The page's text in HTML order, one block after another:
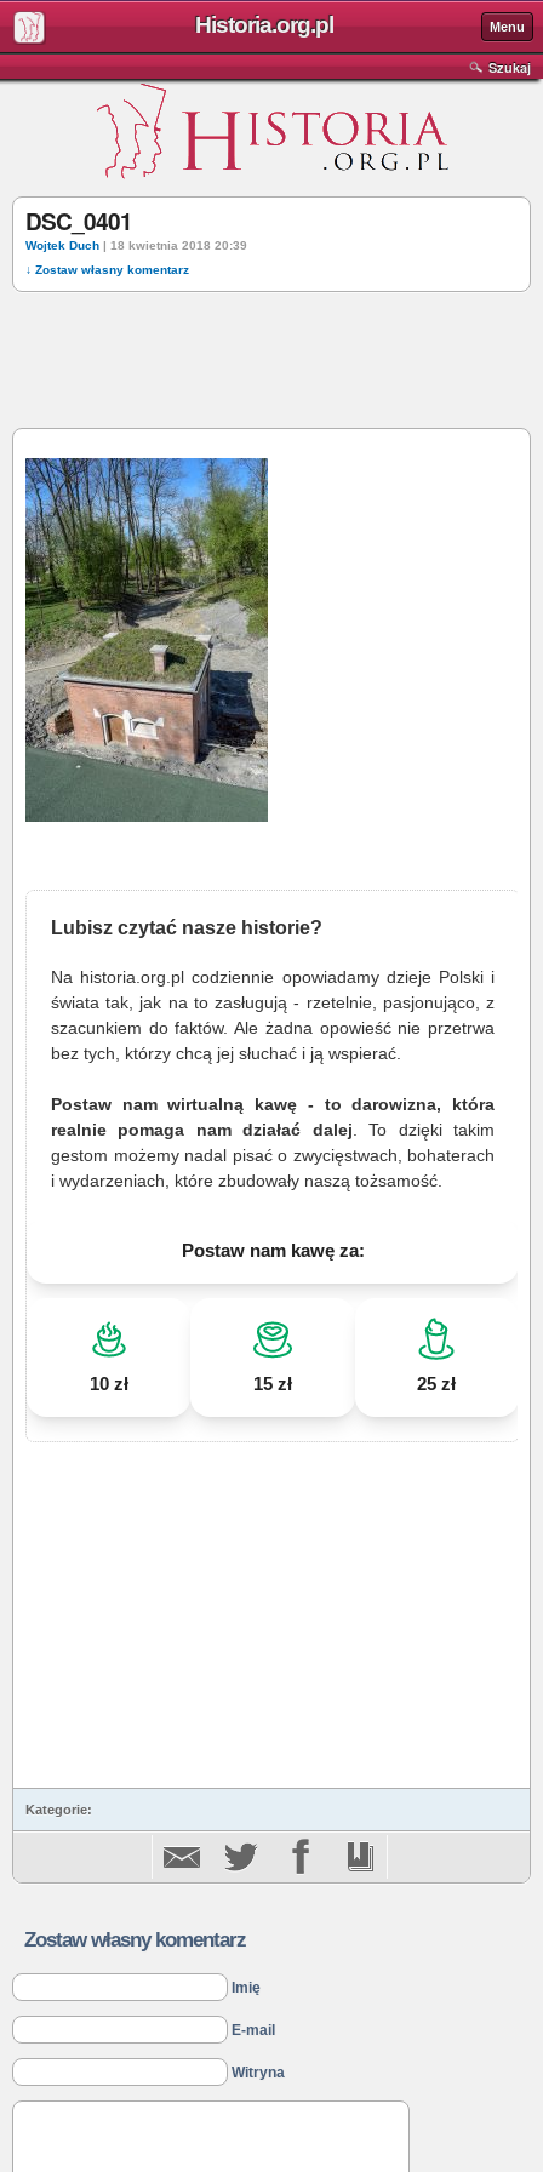
Historia.org.pl Menu
Szukaj
DSC_0401
Wojtek Duch | 18 kwietnia 2018 20:39
↓ Zostaw własny komentarz
Lubisz czytać nasze historie?
Na historia.org.pl codziennie opowiadamy dzieje Polski i
świata tak, jak na to zasługują - rzetelnie, pasjonująco, z
szacunkiem do faktów. Ale żadna opowieść nie przetrwa
bez tych, którzy chcą jej słuchać i ją wspierać.
Postaw nam wirtualną kawę - to darowizna, która
realnie pomaga nam działać dalej . To dzięki takim
gestom możemy nadal pisać o zwycięstwach, bohaterach
i wydarzeniach, które zbudowały naszą tożsamość.
Postaw nam kawę za:
10 zł 15 zł 25 zł
Kategorie:
Zostaw własny komentarz
Imię
E-mail
Witryna